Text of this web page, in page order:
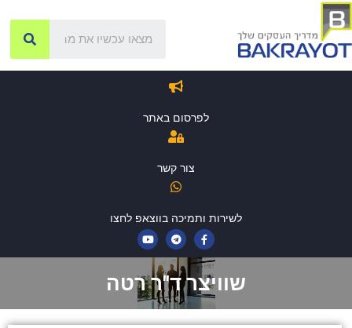
לפרסום באתר
צור קשר
לשירות ותמיכה בווצאפ לחצו
שוויצר ד"ר רטה